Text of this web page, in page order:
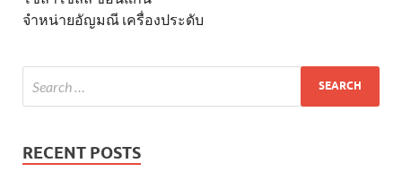
จำหน่ายอัญมณี เครื่องประดับ
RECENT POSTS